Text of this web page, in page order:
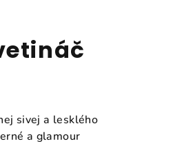
sivej a lesklého
a glamour